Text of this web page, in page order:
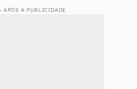
APÓS A PUBLICIDADE